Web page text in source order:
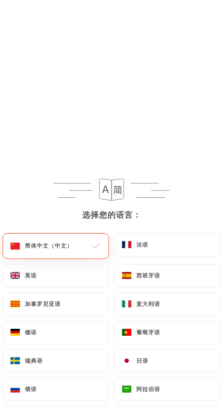
选择您的语言：
简体中文（中文） 法语
英语 西班牙语
加泰罗尼亚语 意大利语
德语 葡萄牙语
瑞典语 日语
俄语 阿拉伯语
选择您的语言：
简体中文（中文） 法语
英语 西班牙语
加泰罗尼亚语 意大利语
德语 葡萄牙语
瑞典语 日语
俄语 阿拉伯语